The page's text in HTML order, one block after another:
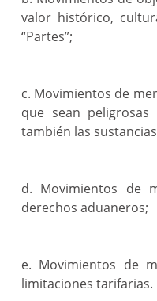
valor histórico,
“Partes”;
c. Movimientos de
que sean
también las
d. Movimientos de
derechos aduaneros;
e. Movimientos de
limitaciones tarifarias.